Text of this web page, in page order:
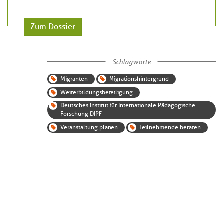
Zum Dossier
Schlagworte
Migranten
Migrationshintergrund
Weiterbildungsbeteiligung
Deutsches Institut für Internationale Pädagogische
Forschung DIPF
Veranstaltung planen
Teilnehmende beraten